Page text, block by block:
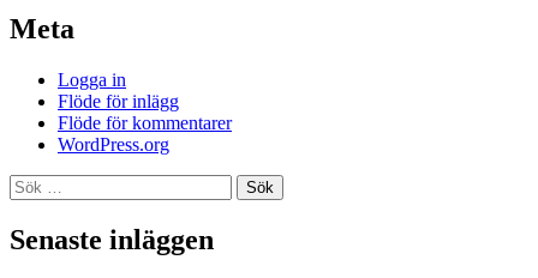
Meta
Logga in
Flöde för inlägg
Flöde för kommentarer
WordPress.org
Sök
efter:
Senaste inläggen